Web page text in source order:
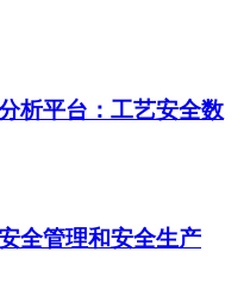
析平台：工艺安全数
全管理和安全生产